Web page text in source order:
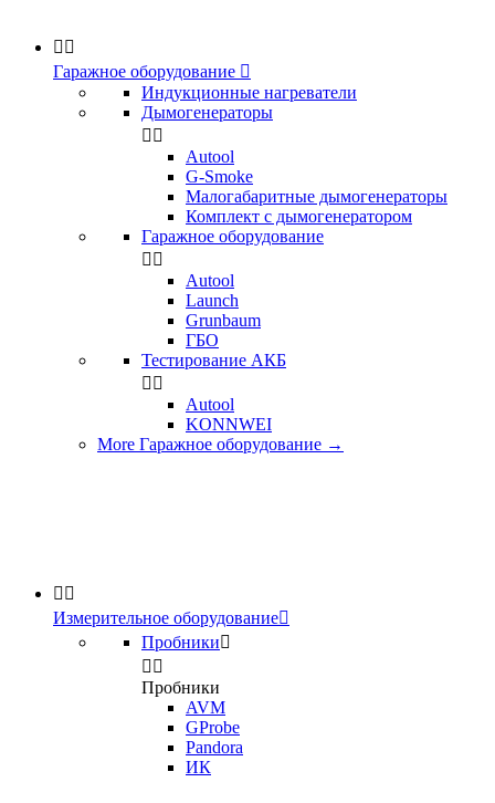
 
Гаражное оборудование 
Индукционные нагреватели
Дымогенераторы
 
Аutool
G-Smoke
Малогабаритные дымогенераторы
Комплект с дымогенератором
Гаражное оборудование
 
Autool
Launch
Grunbaum
ГБО
Тестирование АКБ
 
Autool
KONNWEI
More Гаражное оборудование →
 
Измерительное оборудование
Пробники
 
Пробники
AVM
GProbe
Pandora
ИК